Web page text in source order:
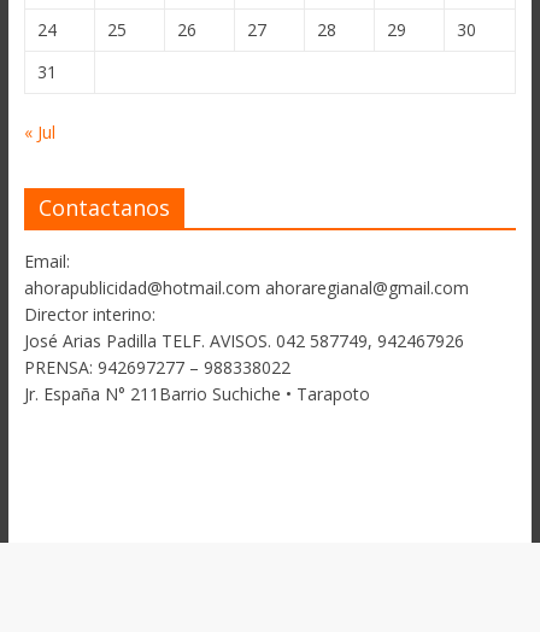
24
25 26 27 28 29
30
31
« Jul
Contactanos
Email:
ahorapublicidad@hotmail.com ahoraregianal@gmail.com
Director interino:
José Arias Padilla TELF. AVISOS. 042 587749, 942467926
PRENSA: 942697277 – 988338022
Jr. España N° 211Barrio Suchiche • Tarapoto